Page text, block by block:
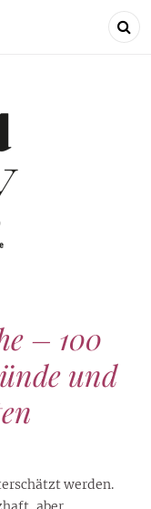
– 100
und
werden.